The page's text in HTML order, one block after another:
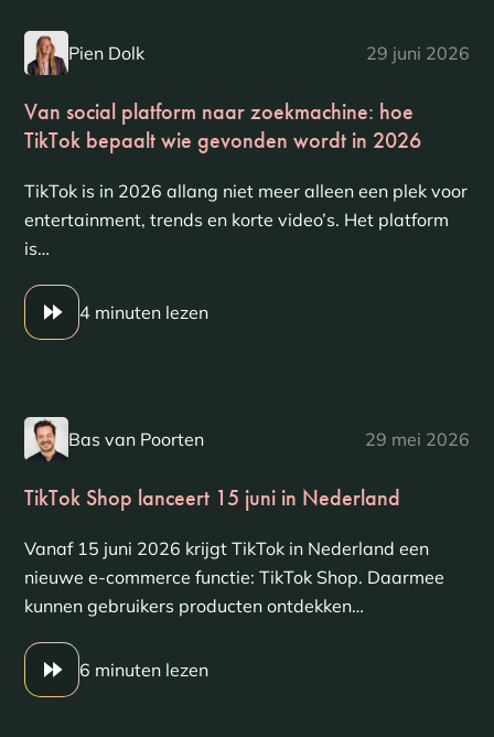
Pien Dolk 29 juni 2026
Van social platform naar zoekmachine: hoe
TikTok bepaalt wie gevonden wordt in 2026
TikTok is in 2026 allang niet meer alleen een plek voor
entertainment, trends en korte video’s. Het platform
is…
4 minuten lezen
Bas van Poorten 29 mei 2026
TikTok Shop lanceert 15 juni in Nederland
Vanaf 15 juni 2026 krijgt TikTok in Nederland een
nieuwe e-commerce functie: TikTok Shop. Daarmee
kunnen gebruikers producten ontdekken…
6 minuten lezen